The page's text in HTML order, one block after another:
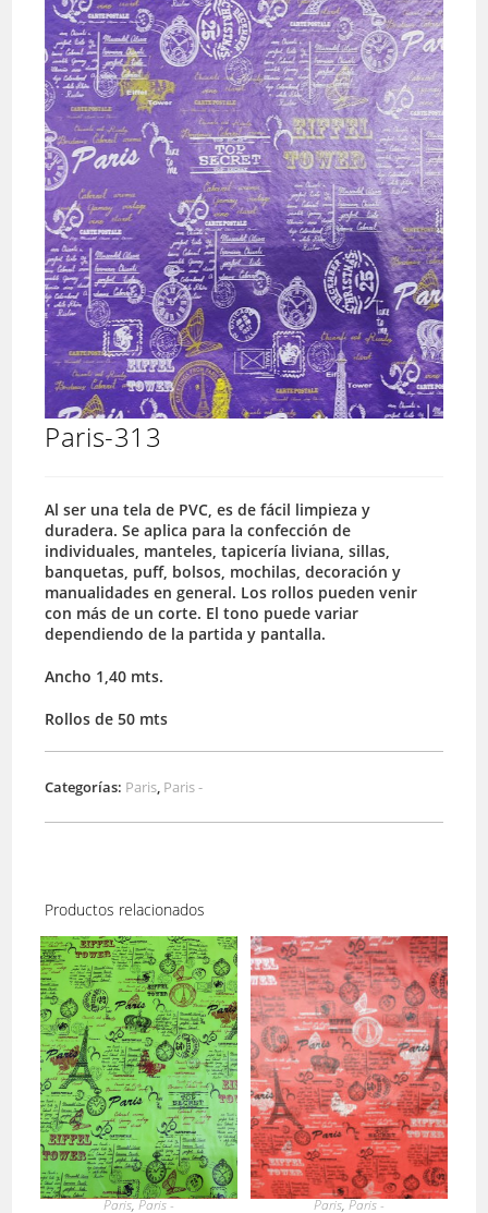
Paris-313
Al ser una tela de PVC, es de fácil limpieza y
duradera. Se aplica para la confección de
individuales, manteles, tapicería liviana, sillas,
banquetas, puff, bolsos, mochilas, decoración y
manualidades en general. Los rollos pueden venir
con más de un corte. El tono puede variar
dependiendo de la partida y pantalla.
Ancho 1,40 mts.
Rollos de 50 mts
Categorías: Paris, Paris -
Productos relacionados
Paris,Paris - Paris,Paris -